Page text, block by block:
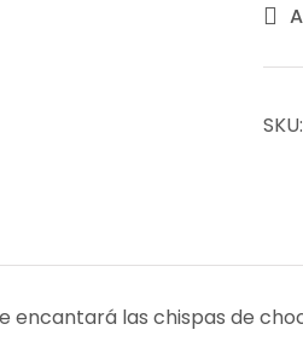
SKU:
las chispas de